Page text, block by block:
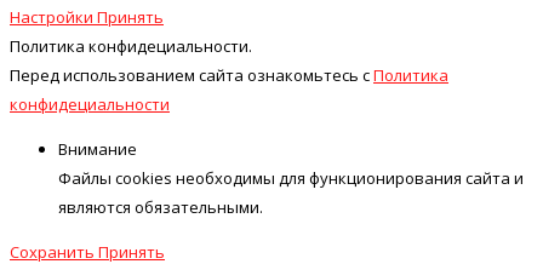
Настройки Принять
Политика конфидециальности.
Перед использованием сайта ознакомьтесь сПолитика
конфидециальности
Внимание
Файлы cookies необходимы для функционирования сайта и
являются обязательными.
Сохранить Принять